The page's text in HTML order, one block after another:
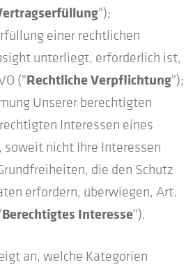
");
einer rechtlichen
unterliegt, erforderlich ist,
("Rechtliche Verpflichtung");
Unserer berechtigten
Interessen eines
nicht Ihre Interessen
die den Schutz
erfordern, überwiegen, Art.
Berechtigtes Interesse").
an, welche Kategorien